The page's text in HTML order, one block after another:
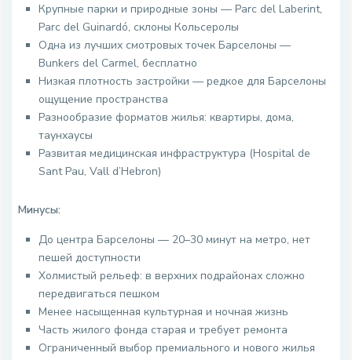
Крупные парки и природные зоны — Parc del Laberint,
Parc del Guinardó, склоны Кольсеролы
Одна из лучших смотровых точек Барселоны —
Bunkers del Carmel, бесплатно
Низкая плотность застройки — редкое для Барселоны
ощущение пространства
Разнообразие форматов жилья: квартиры, дома,
таунхаусы
Развитая медицинская инфраструктура (Hospital de
Sant Pau, Vall d’Hebron)
Минусы:
До центра Барселоны — 20–30 минут на метро, нет
пешей доступности
Холмистый рельеф: в верхних подрайонах сложно
передвигаться пешком
Менее насыщенная культурная и ночная жизнь
Часть жилого фонда старая и требует ремонта
Ограниченный выбор премиального и нового жилья